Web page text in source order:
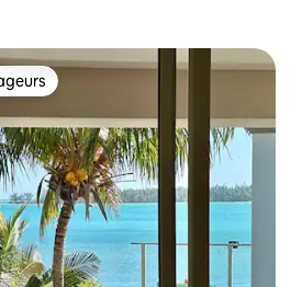
les plus appréciés